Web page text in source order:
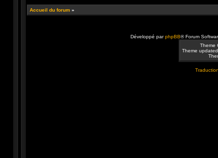
Accueil du forum »
Développé parphpBB® Forum
Theme
Theme